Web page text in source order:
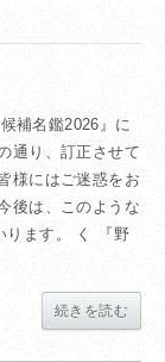
補名鑑2026』に
通り、訂正させて
様にはご迷惑をお
後は、このような
ります。 く 『野
続きを読む